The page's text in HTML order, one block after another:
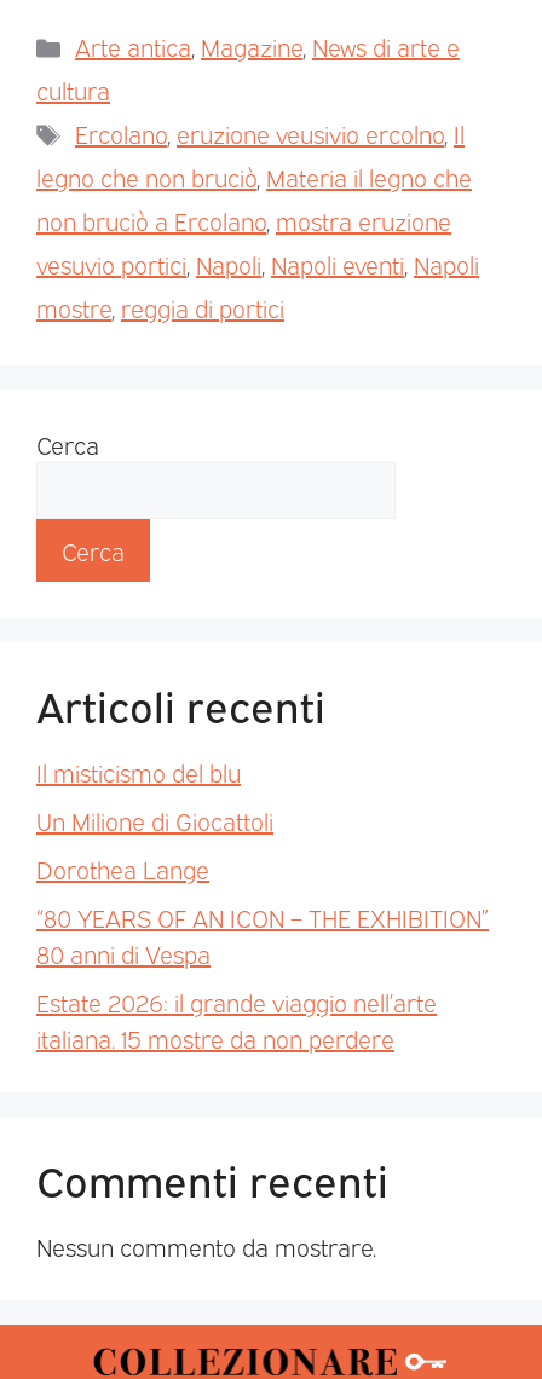
Arte antica, Magazine, News di arte e
cultura
Ercolano, eruzione veusivio ercolno, Il
legno che non bruciò, Materia il legno che
non bruciò a Ercolano, mostra eruzione
vesuvio portici, Napoli, Napoli eventi, Napoli
mostre, reggia di portici
Cerca
Cerca
Articoli recenti
Il misticismo del blu
Un Milione di Giocattoli
Dorothea Lange
“80 YEARS OF AN ICON – THE EXHIBITION”
80 anni di Vespa
Estate 2026: il grande viaggio nell’arte
italiana. 15 mostre da non perdere
Commenti recenti
Nessun commento da mostrare.